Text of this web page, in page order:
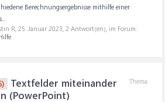
Berechnungsergebnisse mithilfe einer
R, 25. Januar 2023, 2 Antwort(en), im Forum:
Thema
Textfelder miteinander
(PowerPoint)